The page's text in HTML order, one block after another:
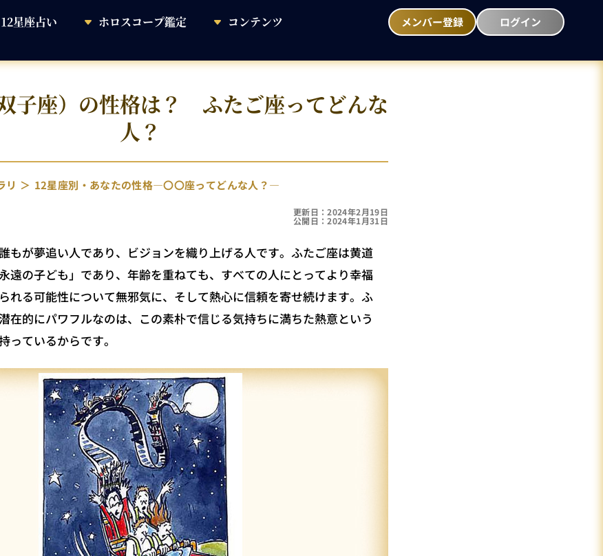
12星座占い ホロスコープ鑑定 コンテンツ メンバー登録 ログイン
子座）の性格は？ ふたご座ってどんな
人？
リ 12星座別・あなたの性格―〇〇座ってどんな人？―
更新日：2024年2月19日
公開日：2024年1月31日
もが夢追い人であり、ビジョンを織り上げる人です。ふたご座は黄道
遠の子ども」であり、年齢を重ねても、すべての人にとってより幸福
れる可能性について無邪気に、そして熱心に信頼を寄せ続けます。ふ
在的にパワフルなのは、この素朴で信じる気持ちに満ちた熱意という
っているからです。